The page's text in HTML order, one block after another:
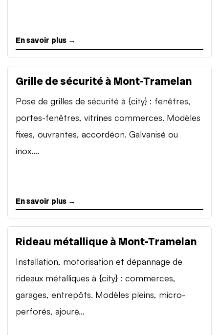
En savoir plus →
Grille de sécurité à Mont-Tramelan
Pose de grilles de sécurité à {city} : fenêtres,
portes-fenêtres, vitrines commerces. Modèles
fixes, ouvrantes, accordéon. Galvanisé ou
inox....
En savoir plus →
Rideau métallique à Mont-Tramelan
Installation, motorisation et dépannage de
rideaux métalliques à {city} : commerces,
garages, entrepôts. Modèles pleins, micro-
perforés, ajouré...